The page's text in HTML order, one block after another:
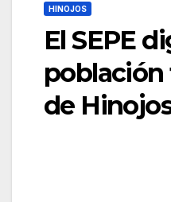
HINOJOS
El SEPE
de